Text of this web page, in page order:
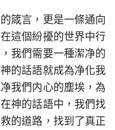
箴言，更是一條通向
這個紛擾的世界中行
我們需要一種潔净的
的話語就成為净化我
我們内心的塵埃，為
神的話語中，我們找
的道路，找到了真正